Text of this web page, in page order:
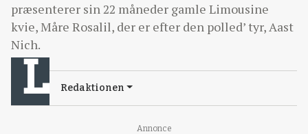
Annonce
præsenterer sin 22 måneder gamle Limousine
kvie, Måre Rosalil, der er efter den polled’ tyr, Aast
Nich.
Redaktionen